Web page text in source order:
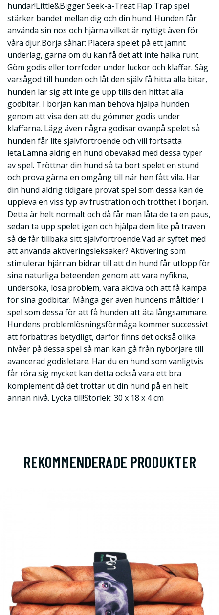
hundar!Little&Bigger Seek-a-Treat Flap Trap spel
stärker bandet mellan dig och din hund. Hunden får
använda sin nos och hjärna vilket är nyttigt även för
våra djur.Börja såhär: Placera spelet på ett jämnt
underlag, gärna om du kan få det att inte halka runt.
Göm godis eller torrfoder under luckor och klaffar. Säg
varsågod till hunden och låt den själv få hitta alla bitar,
hunden lär sig att inte ge upp tills den hittat alla
godbitar. I början kan man behöva hjälpa hunden
genom att visa den att du gömmer godis under
klaffarna. Lägg även några godisar ovanpå spelet så
hunden får lite självförtroende och vill fortsätta
leta.Lämna aldrig en hund obevakad med dessa typer
av spel. Tröttnar din hund så ta bort spelet en stund
och prova gärna en omgång till när hen fått vila. Har
din hund aldrig tidigare provat spel som dessa kan de
uppleva en viss typ av frustration och trötthet i början.
Detta är helt normalt och då får man låta de ta en paus,
sedan ta upp spelet igen och hjälpa dem lite på traven
så de får tillbaka sitt självförtroende.Vad är syftet med
att använda aktiveringsleksaker? Aktivering som
stimulerar hjärnan bidrar till att din hund får utlopp för
sina naturliga beteenden genom att vara nyfikna,
undersöka, lösa problem, vara aktiva och att få kämpa
för sina godbitar. Många ger även hundens måltider i
spel som dessa för att få hunden att äta långsammare.
Hundens problemlösningsförmåga kommer successivt
att förbättras betydligt, därför finns det också olika
nivåer på dessa spel så man kan gå från nybörjare till
avancerad godisletare. Har du en hund som vanligtvis
får röra sig mycket kan detta också vara ett bra
komplement då det tröttar ut din hund på en helt
annan nivå. Lycka till!Storlek: 30 x 18 x 4 cm
REKOMMENDERADE PRODUKTER